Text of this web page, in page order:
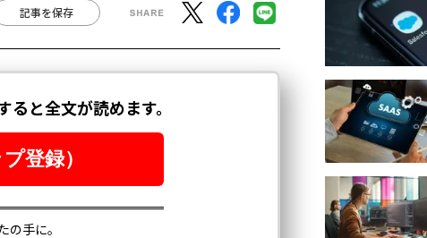
記事を保存